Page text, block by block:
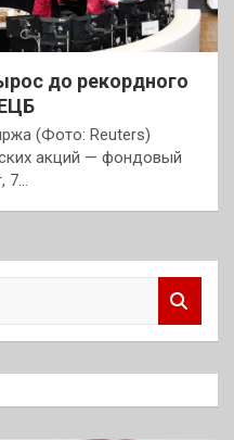
до рекордного
(Фото: Reuters)
акций — фондовый
7…